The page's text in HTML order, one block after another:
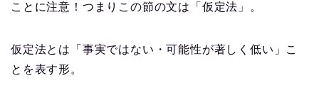
ことに注意！つまりこの節の文は「仮定法」。
仮定法とは「事実ではない・可能性が著しく低い」こ
とを表す形。